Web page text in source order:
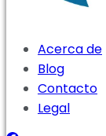
Acerca de
Blog
Contacto
Legal